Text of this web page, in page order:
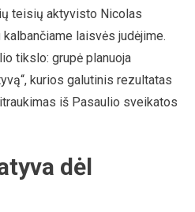
teisių aktyvisto Nicolas
laisvės judėjime.
tikslo: grupė planuoja
kurios galutinis rezultatas
iš Pasaulio sveikatos
dėl